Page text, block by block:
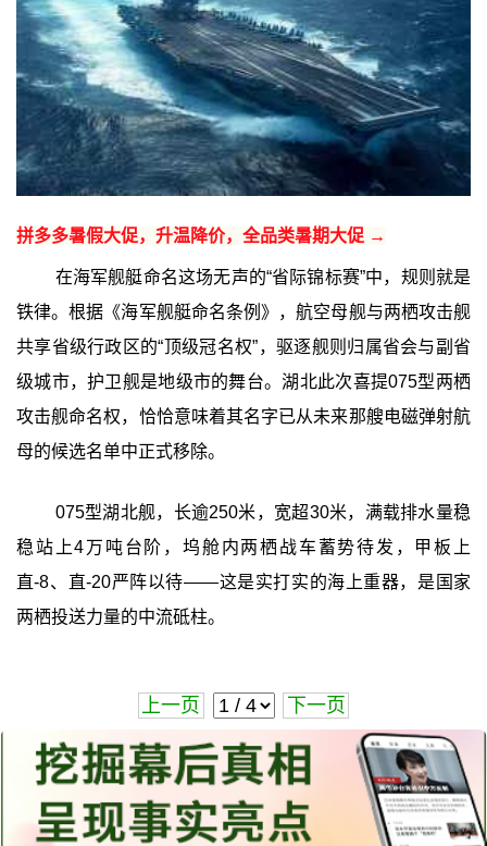
拼多多暑假大促，升温降价，全品类暑期大促 →
在海军舰艇命名这场无声的“省际锦标赛”中，规则就是
铁律。根据《海军舰艇命名条例》，航空母舰与两栖攻击舰
共享省级行政区的“顶级冠名权”，驱逐舰则归属省会与副省
级城市，护卫舰是地级市的舞台。湖北此次喜提075型两栖
攻击舰命名权，恰恰意味着其名字已从未来那艘电磁弹射航
母的候选名单中正式移除。
075型湖北舰，长逾250米，宽超30米，满载排水量稳
稳站上4万吨台阶，坞舱内两栖战车蓄势待发，甲板上
直-8、直-20严阵以待——这是实打实的海上重器，是国家
两栖投送力量的中流砥柱。
上一页 下一页